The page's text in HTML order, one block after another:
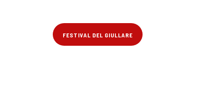
FESTIVAL DEL GIULLARE